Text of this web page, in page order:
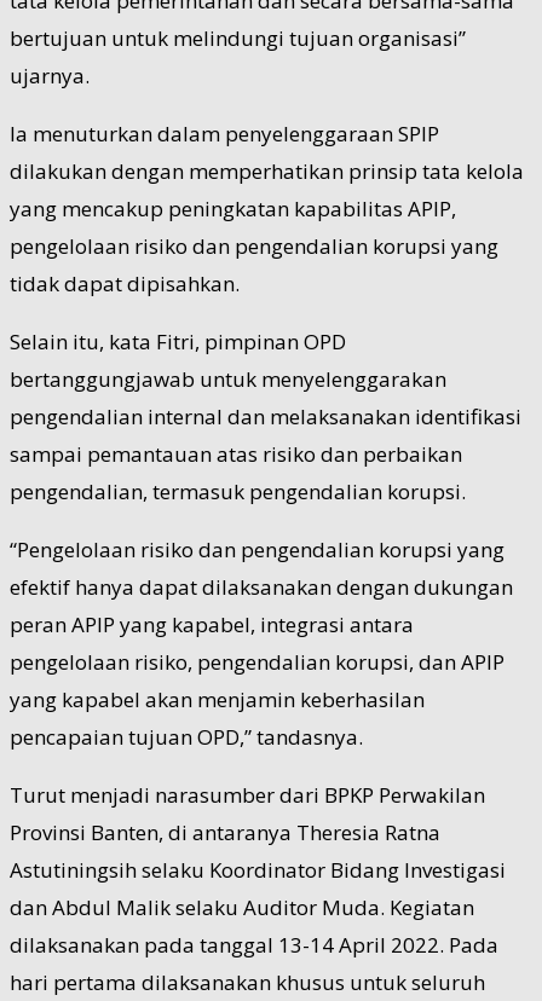
bertujuan untuk melindungi tujuan organisasi”
ujarnya.
Ia menuturkan dalam penyelenggaraan SPIP
dilakukan dengan memperhatikan prinsip tata kelola
yang mencakup peningkatan kapabilitas APIP,
pengelolaan risiko dan pengendalian korupsi yang
tidak dapat dipisahkan.
Selain itu, kata Fitri, pimpinan OPD
bertanggungjawab untuk menyelenggarakan
pengendalian internal dan melaksanakan identifikasi
sampai pemantauan atas risiko dan perbaikan
pengendalian, termasuk pengendalian korupsi.
“Pengelolaan risiko dan pengendalian korupsi yang
efektif hanya dapat dilaksanakan dengan dukungan
peran APIP yang kapabel, integrasi antara
pengelolaan risiko, pengendalian korupsi, dan APIP
yang kapabel akan menjamin keberhasilan
pencapaian tujuan OPD,” tandasnya.
Turut menjadi narasumber dari BPKP Perwakilan
Provinsi Banten, di antaranya Theresia Ratna
Astutiningsih selaku Koordinator Bidang Investigasi
dan Abdul Malik selaku Auditor Muda. Kegiatan
dilaksanakan pada tanggal 13-14 April 2022. Pada
hari pertama dilaksanakan khusus untuk seluruh